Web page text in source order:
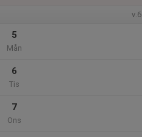
v.6
5
Mån
6
Tis
7
Ons